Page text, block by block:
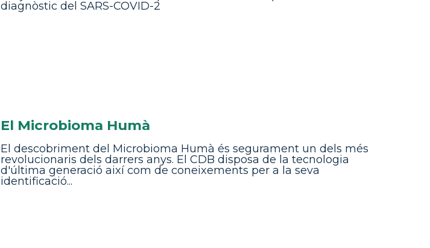
diagnòstic del SARS-COVID-2
El Microbioma Humà
El descobriment del Microbioma Humà és segurament un dels més
revolucionaris dels darrers anys. El CDB disposa de la tecnologia
d'última generació així com de coneixements per a la seva
identificació...